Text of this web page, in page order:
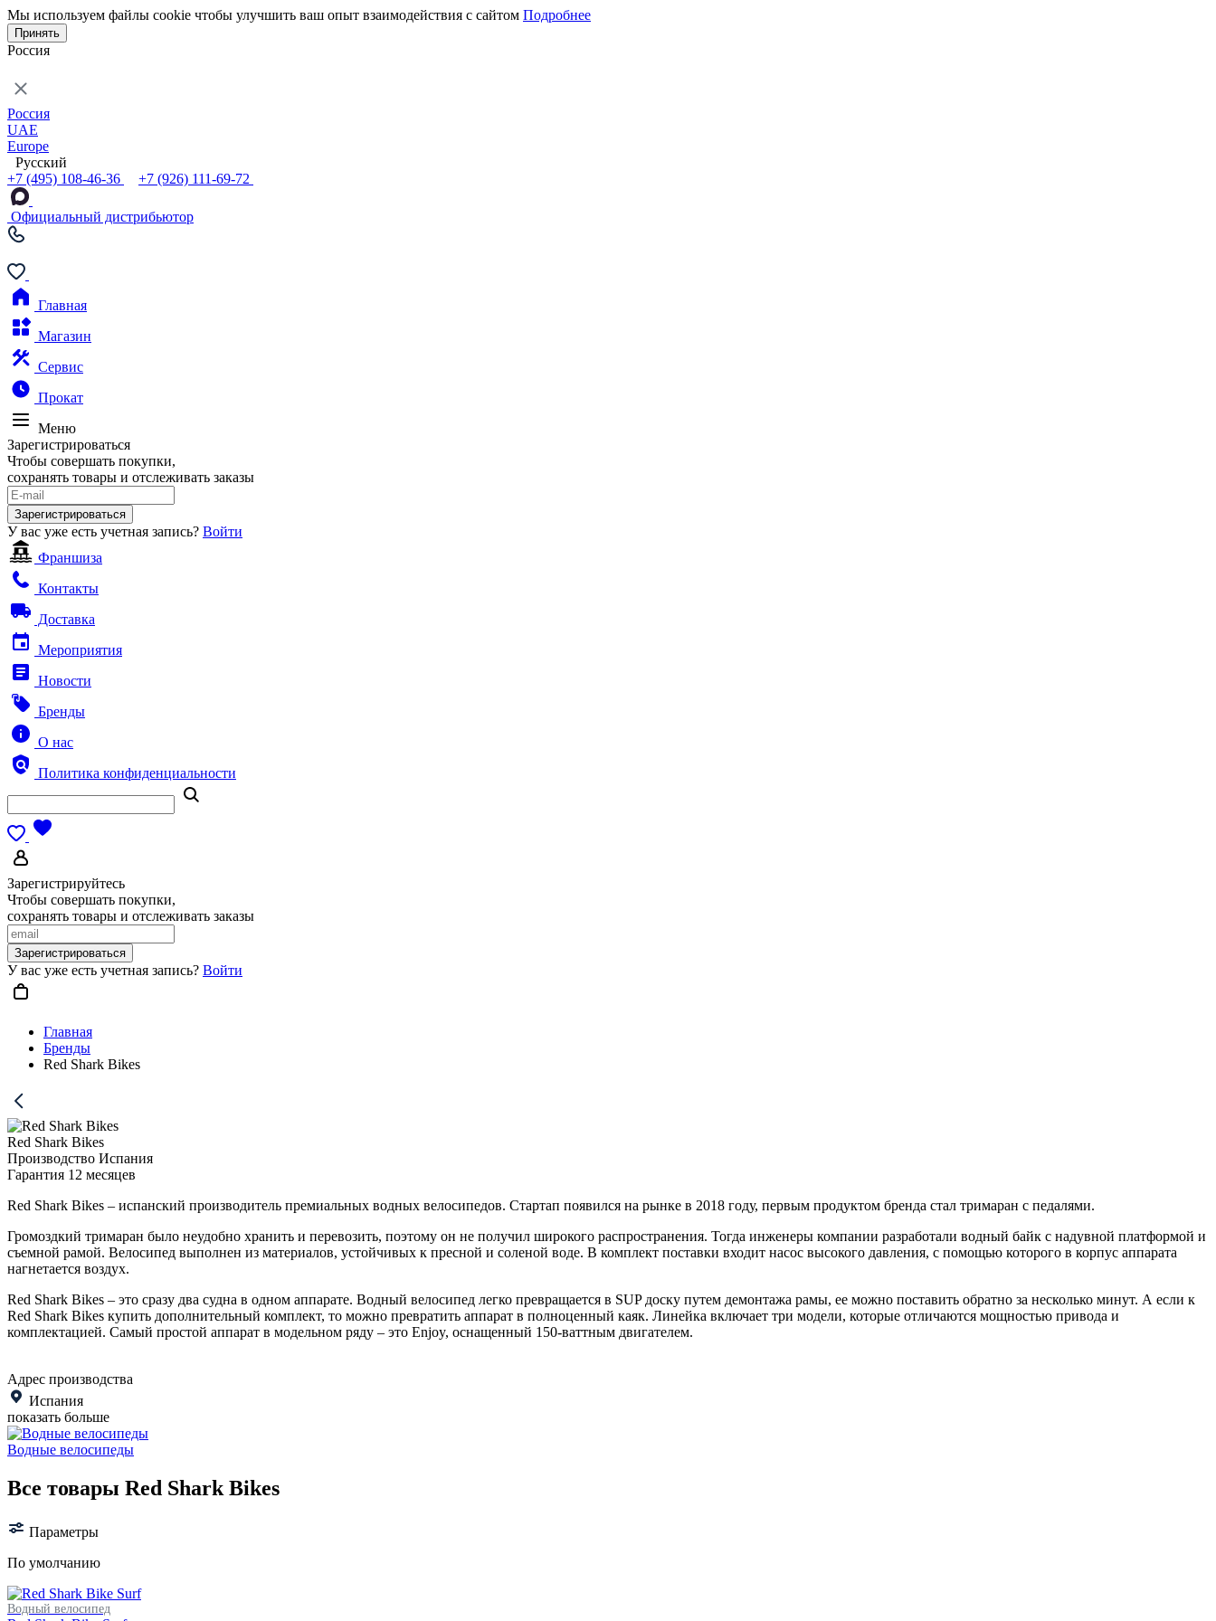
Мы используем файлы cookie чтобы улучшить ваш опыт взаимодействия с сайтом Подробнее
Принять
Россия
Россия
UAE
Europe
Русский
+7 (495) 108-46-36
+7 (926) 111-69-72
Официальный дистрибьютор
Главная
Магазин
Сервис
Прокат
Меню
Зарегистрироваться
Чтобы совершать покупки,
сохранять товары и отслеживать заказы
Зарегистрироваться
У вас уже есть учетная запись? Войти
Франшиза
Контакты
Доставка
Мероприятия
Новости
Бренды
О нас
Политика конфиденциальности
Зарегистрируйтесь
Чтобы совершать покупки,
сохранять товары и отслеживать заказы
Зарегистрироваться
У вас уже есть учетная запись? Войти
Главная
Бренды
Red Shark Bikes
Red Shark Bikes
Производство Испания
Гарантия 12 месяцев
Red Shark Bikes – испанский производитель премиальных водных велосипедов. Стартап появился на рынке в 2018 году, первым продуктом бренда стал тримаран с педалями.
Громоздкий тримаран было неудобно хранить и перевозить, поэтому он не получил широкого распространения. Тогда инженеры компании разработали водный байк с надувной платформой и
съемной рамой. Велосипед выполнен из материалов, устойчивых к пресной и соленой воде. В комплект поставки входит насос высокого давления, с помощью которого в корпус аппарата
нагнетается воздух.
Red Shark Bikes – это сразу два судна в одном аппарате. Водный велосипед легко превращается в SUP доску путем демонтажа рамы, ее можно поставить обратно за несколько минут. А если к
Red Shark Bikes купить дополнительный комплект, то можно превратить аппарат в полноценный каяк. Линейка включает три модели, которые отличаются мощностью привода и
комплектацией. Самый простой аппарат в модельном ряду – это Enjoy, оснащенный 150-ваттным двигателем.
Адрес производства
Испания
показать больше
Водные велосипеды
Все товары Red Shark Bikes
Параметры
По умолчанию
Водный велосипед